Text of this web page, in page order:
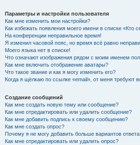
Параметры и настройки пользователя
Как мне изменить мои настройки?
Как избежать появления моего имени в списке «Кто
На конференции неправильное время!
Я изменил часовой пояс, но время всё равно
Моего языка нет в списке!
Что означают изображения рядом с моим именем
Как мне включить отображение аватары?
Что такое звание и как я могу изменить его?
Когда я щёлкаю по ссылке «email», от меня требуют
Создание сообщений
Как мне создать новую тему или сообщение?
Как мне отредактировать или удалить сообщение?
Как мне добавить подпись к своему сообщению?
Как мне создать опрос?
Почему я не могу добавить больше вариантов
Как мне отредактировать или удалить опрос?